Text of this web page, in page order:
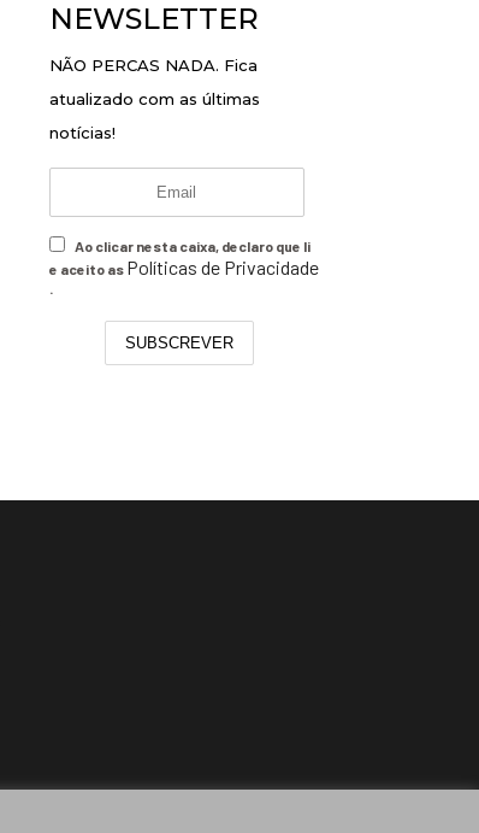
NEWSLETTER
NÃO PERCAS NADA. Fica
atualizado com as últimas
notícias!
Ao clicar nesta caixa, declaro que li
e aceito as Políticas de Privacidade
.
SUBSCREVER